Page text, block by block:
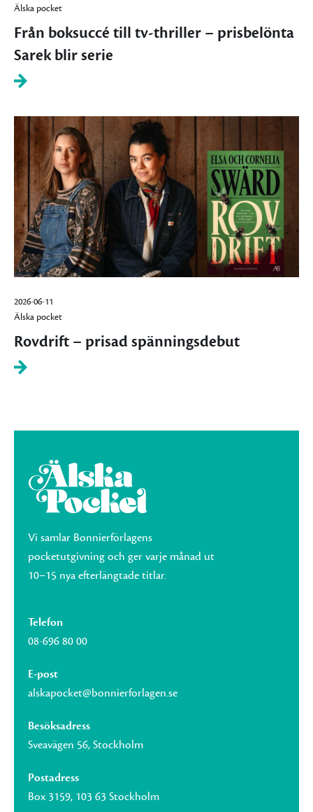
Älska pocket
Från boksuccé till tv-thriller – prisbelönta
Sarek blir serie
2026-06-11
Älska pocket
Rovdrift – prisad spänningsdebut
Vi samlar Bonnierförlagens
pocketutgivning och ger varje månad ut
10–15 nya efterlängtade titlar.
Telefon
08-696 80 00
E-post
alskapocket@bonnierforlagen.se
Besöksadress
Sveavägen 56, Stockholm
Postadress
Box 3159, 103 63 Stockholm